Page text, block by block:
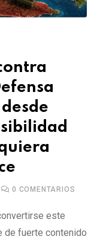
0 COMENTARIOS
este
de fuerte contenido